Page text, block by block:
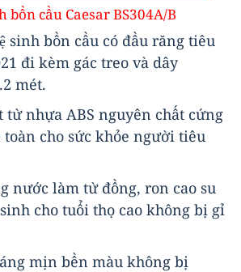
bồn cầu Caesar BS304A/B
sinh bồn cầu có đầu răng tiêu
đi kèm gác treo và dây
mét.
từ nhựa ABS nguyên chất cứng
toàn cho sức khỏe người tiêu
nước làm từ đồng, ron cao su
cho tuổi thọ cao không bị gỉ
mịn bền màu không bị